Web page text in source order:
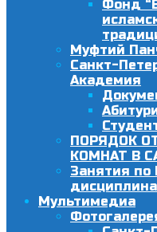
Фонд
Муфтий
Санкт-
Академия
ПОРЯДОК
КОМНАТ В
Занятия по
Мультимедиа